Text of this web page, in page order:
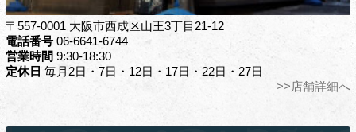
〒557-0001 大阪市西成区山王3丁目21-12
電話番号06-6641-6744
営業時間 9:30-18:30
定休日 毎月2日・7日・12日・17日・22日・27日
>>店舗詳細へ